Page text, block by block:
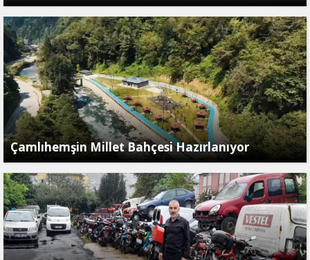
Çamlıhemşin Millet Bahçesi Hazırlanıyor